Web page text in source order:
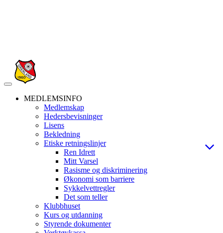
Veksle
navigasjonMEDLEMSINFO
Medlemskap
Hedersbevisninger
Lisens
Bekledning
Etiske retningslinjer
Ren Idrett
Mitt Varsel
Rasisme og diskriminering
Økonomi som barriere
Sykkelvettregler
Det som teller
Klubbhuset
Kurs og utdanning
Styrende dokumenter